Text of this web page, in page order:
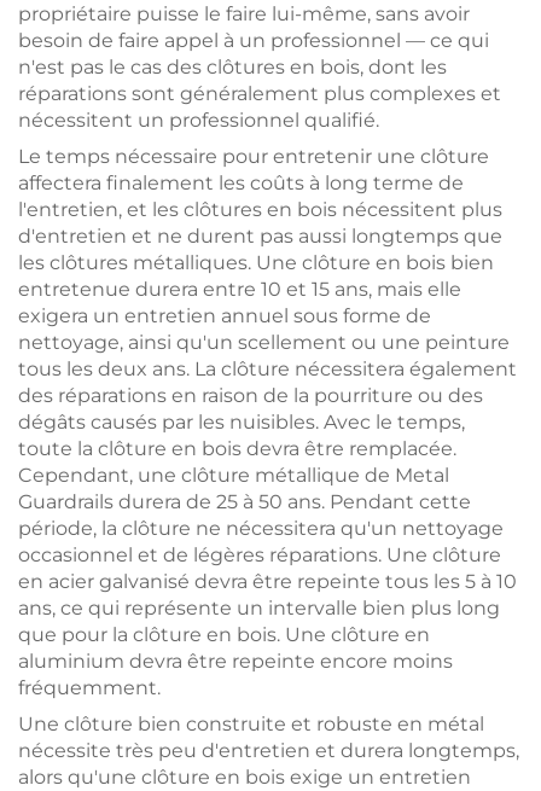
propriétaire puisse le faire lui-même, sans avoir
besoin de faire appel à un professionnel — ce qui
n'est pas le cas des clôtures en bois, dont les
réparations sont généralement plus complexes et
nécessitent un professionnel qualifié.
Le temps nécessaire pour entretenir une clôture
affectera finalement les coûts à long terme de
l'entretien, et les clôtures en bois nécessitent plus
d'entretien et ne durent pas aussi longtemps que
les clôtures métalliques. Une clôture en bois bien
entretenue durera entre 10 et 15 ans, mais elle
exigera un entretien annuel sous forme de
nettoyage, ainsi qu'un scellement ou une peinture
tous les deux ans. La clôture nécessitera également
des réparations en raison de la pourriture ou des
dégâts causés par les nuisibles. Avec le temps,
toute la clôture en bois devra être remplacée.
Cependant, une clôture métallique de Metal
Guardrails durera de 25 à 50 ans. Pendant cette
période, la clôture ne nécessitera qu'un nettoyage
occasionnel et de légères réparations. Une clôture
en acier galvanisé devra être repeinte tous les 5 à 10
ans, ce qui représente un intervalle bien plus long
que pour la clôture en bois. Une clôture en
aluminium devra être repeinte encore moins
fréquemment.
Une clôture bien construite et robuste en métal
nécessite très peu d'entretien et durera longtemps,
alors qu'une clôture en bois exige un entretien